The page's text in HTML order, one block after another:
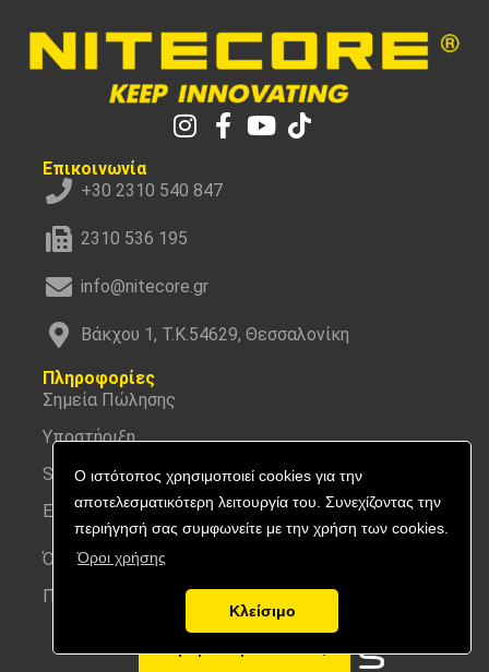
Ο ιστότοπος χρησιμοποιεί cookies για την
αποτελεσματικότερη λειτουργία του. Συνεχίζοντας την
περιήγησή σας συμφωνείτε με την χρήση των cookies.
Όροι χρήσης
Κλείσιμο
Επικοινωνία
+30 2310 540 847
2310 536 195
info@nitecore.gr
Βάκχου 1, Τ.Κ.54629, Θεσσαλονίκη
Πληροφορίες
Σημεία Πώλησης
Υποστήριξη
Service
Εγγραφή
Όροι χρήσης
Προσωπικά δεδομένα